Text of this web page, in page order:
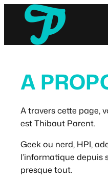
contenu
A
A travers cette page,
est Thibaut Parent.
Geek ou nerd, HPI,
l’informatique depuis
presque tout.